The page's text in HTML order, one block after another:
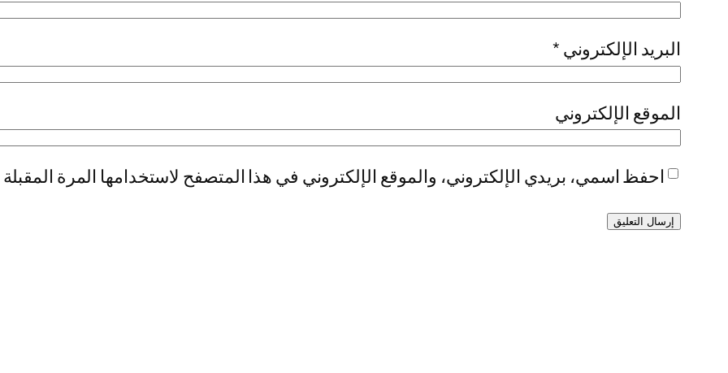
البريد الإلكتروني *
الموقع الإلكتروني
احفظ اسمي، بريدي الإلكتروني، والموقع الإلكتروني في هذا المتصفح لاستخدامها المرة